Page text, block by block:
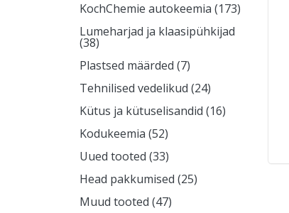
KochChemie autokeemia (173)
Lumeharjad ja klaasipühkijad
(38)
Plastsed määrded (7)
Tehnilised vedelikud (24)
Kütus ja kütuselisandid (16)
Kodukeemia (52)
Uued tooted (33)
Head pakkumised (25)
Muud tooted (47)